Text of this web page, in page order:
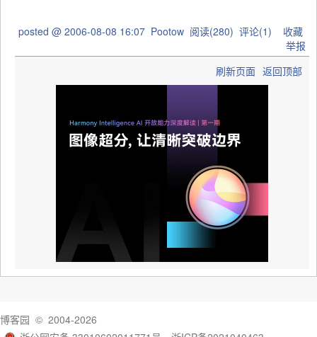
posted @ 2006-08-08 16:07 Pootow 阅读(280) 评论(1) 收藏
举报
刷新页面 返回顶部
博客园 © 2004-2026